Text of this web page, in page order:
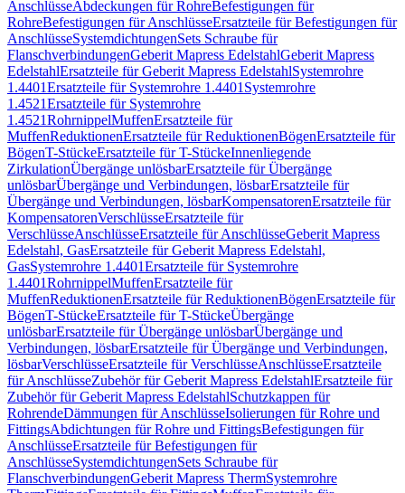
AnschlüsseAbdeckungen für RohreBefestigungen für
RohreBefestigungen für AnschlüsseErsatzteile für Befestigungen für
AnschlüsseSystemdichtungenSets Schraube für
FlanschverbindungenGeberit Mapress EdelstahlGeberit Mapress
EdelstahlErsatzteile für Geberit Mapress EdelstahlSystemrohre
1.4401Ersatzteile für Systemrohre 1.4401 Systemrohre
1.4521Ersatzteile für Systemrohre
1.4521RohrnippelMuffenErsatzteile für
MuffenReduktionenErsatzteile für ReduktionenBögenErsatzteile für
BögenT-StückeErsatzteile für T-StückeInnenliegende
ZirkulationÜbergänge unlösbarErsatzteile für Übergänge
unlösbarÜbergänge und Verbindungen, lösbarErsatzteile für
Übergänge und Verbindungen, lösbarKompensatorenErsatzteile für
KompensatorenVerschlüsseErsatzteile für
VerschlüsseAnschlüsseErsatzteile für AnschlüsseGeberit Mapress
Edelstahl, GasErsatzteile für Geberit Mapress Edelstahl,
GasSystemrohre 1.4401Ersatzteile für Systemrohre
1.4401RohrnippelMuffenErsatzteile für
MuffenReduktionenErsatzteile für ReduktionenBögenErsatzteile für
BögenT-StückeErsatzteile für T-StückeÜbergänge
unlösbarErsatzteile für Übergänge unlösbarÜbergänge und
Verbindungen, lösbarErsatzteile für Übergänge und Verbindungen,
lösbarVerschlüsseErsatzteile für VerschlüsseAnschlüsseErsatzteile
für AnschlüsseZubehör für Geberit Mapress EdelstahlErsatzteile für
Zubehör für Geberit Mapress EdelstahlSchutzkappen für
RohrendeDämmungen für AnschlüsseIsolierungen für Rohre und
FittingsAbdichtungen für Rohre und FittingsBefestigungen für
AnschlüsseErsatzteile für Befestigungen für
AnschlüsseSystemdichtungenSets Schraube für
FlanschverbindungenGeberit Mapress ThermSystemrohre